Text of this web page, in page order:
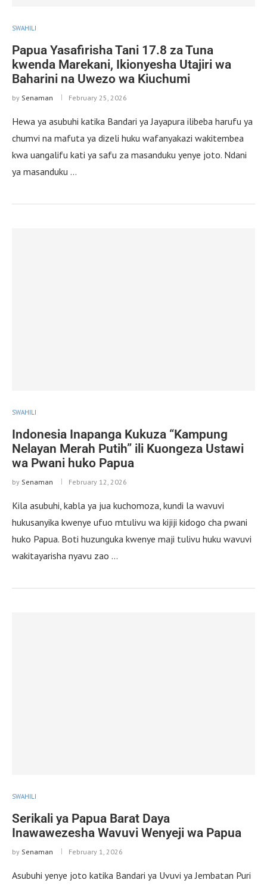
SWAHILI
Papua Yasafirisha Tani 17.8 za Tuna
kwenda Marekani, Ikionyesha Utajiri wa
Baharini na Uwezo wa Kiuchumi
by Senaman February 25, 2026
Hewa ya asubuhi katika Bandari ya Jayapura ilibeba harufu ya
chumvi na mafuta ya dizeli huku wafanyakazi wakitembea
kwa uangalifu kati ya safu za masanduku yenye joto. Ndani
ya masanduku …
SWAHILI
Indonesia Inapanga Kukuza “Kampung
Nelayan Merah Putih” ili Kuongeza Ustawi
wa Pwani huko Papua
by Senaman February 12, 2026
Kila asubuhi, kabla ya jua kuchomoza, kundi la wavuvi
hukusanyika kwenye ufuo mtulivu wa kijiji kidogo cha pwani
huko Papua. Boti huzunguka kwenye maji tulivu huku wavuvi
wakitayarisha nyavu zao …
SWAHILI
Serikali ya Papua Barat Daya
Inawawezesha Wavuvi Wenyeji wa Papua
by Senaman February 1, 2026
Asubuhi yenye joto katika Bandari ya Uvuvi ya Jembatan Puri